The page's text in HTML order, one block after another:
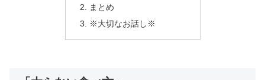
まとめ
※大切なお話し※